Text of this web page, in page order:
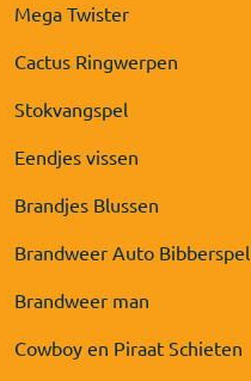
Mega Twister
Cactus Ringwerpen
Stokvangspel
Eendjes vissen
Brandjes Blussen
Brandweer Auto Bibberspel
Brandweer man
Cowboy en Piraat Schieten